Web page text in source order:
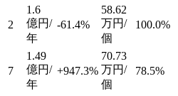
2
1.6
億円/
年
-61.4%
58.62
万円/
個
100.0%
7
1.49
億円/
年
+947.3%
70.73
万円/
個
78.5%